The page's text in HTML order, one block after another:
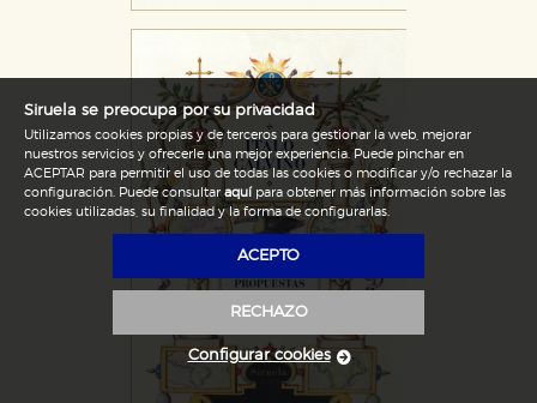
Siruela se preocupa por su privacidad
Utilizamos cookies propias y de terceros para gestionar la web, mejorar
nuestros servicios y ofrecerle una mejor experiencia. Puede pinchar en
ACEPTAR para permitir el uso de todas las cookies o modificar y/o rechazar la
configuración. Puede consultar aquípara obtener más información sobre las
cookies utilizadas, su finalidad y la forma de configurarlas.
ACEPTO
RECHAZO
Configurar cookies